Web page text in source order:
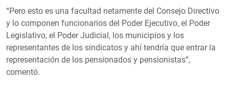
“Pero esto es una facultad netamente del Consejo Directivo
y lo componen funcionarios del Poder Ejecutivo, el Poder
Legislativo, el Poder Judicial, los municipios y los
representantes de los sindicatos y ahí tendría que entrar la
representación de los pensionados y pensionistas”,
comentó.